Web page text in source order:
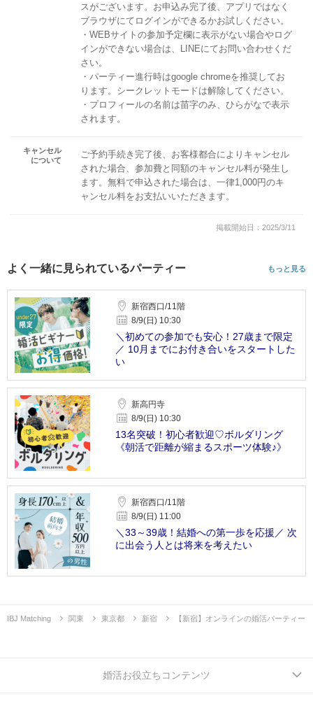
スがございます。お申込み完了後、アプリではなく
ブラウザにてログインができるかお試しください。
・WEBサイトの参加予定欄に表示がない場合やログ
インができない場合は、LINEにてお問い合わせくだ
さい。
・パーティー進行時はgoogle chromeを推奨してお
ります。シークレットモードは解除してください。
・プロフィールの名前は苗字のみ、ひらがなで表示
されます。
キャンセル
について
ご予約手続き完了後、お客様都合によりキャンセル
された場合、参加費と同額のキャンセル料が発生し
ます。無料で申込された場合は、一律1,000円のキ
ャンセル料をお支払いいただきます。
掲載開始日：2025/3/11
よく一緒に見られているパーティー もっと見る
新宿西口/11階
8/9(日) 10:30
＼初めての参加でも安心！27歳まで限定
／ 10月までにお付き合いをスタートした
い
新高円寺
8/9(日) 10:30
13名突破！初心者歓迎♡ボルダリング
《朝活で距離が縮まるスポーツ体験♪》
新宿西口/11階
8/9(日) 11:00
＼33～39歳！結婚への第一歩を応援／ 次
に出会う人とは将来を考えたい
IBJ Matching 関東 東京都 新宿 【新宿】オンラインの婚活パーティー
婚活お役立ちコンテンツ